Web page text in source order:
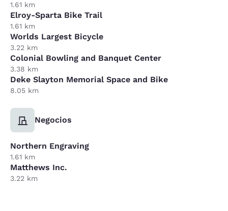
1.61 km
Elroy-Sparta Bike Trail
1.61 km
Worlds Largest Bicycle
3.22 km
Colonial Bowling and Banquet Center
3.38 km
Deke Slayton Memorial Space and Bike
8.05 km
Negocios
Northern Engraving
1.61 km
Matthews Inc.
3.22 km